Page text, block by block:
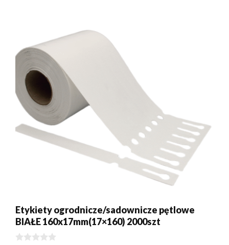
Etykiety ogrodnicze/sadownicze pętlowe
BIAŁE 160x17mm(17×160) 2000szt